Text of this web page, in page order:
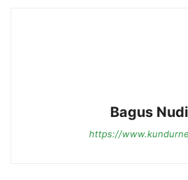
Bagus
https://